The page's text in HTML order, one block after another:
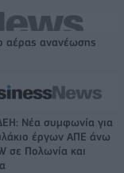
αέρας ανανέωσης
Νέα συμφωνία για
έργων ΑΠΕ άνω
σε Πολωνία και